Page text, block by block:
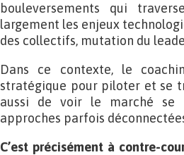
bouleversements qui
largement les enjeux
des collectifs, mutation du
Dans ce contexte, le
stratégique pour piloter et se
aussi de voir le marché se
approches parfois
C’est précisément à contre-